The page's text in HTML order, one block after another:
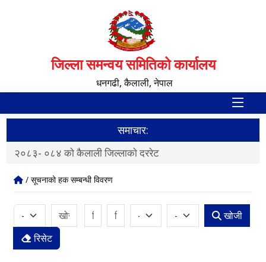
जिल्ला समन्वय समितिको कार्यालय
धनगढी, कैलाली, नेपाल
समाचार:
२०८३- ०८४ काे कैलाली जिल्लाकाे दररेट
/ सूचनाको हक सम्बन्धी विवरण
खोजी
रिसेट